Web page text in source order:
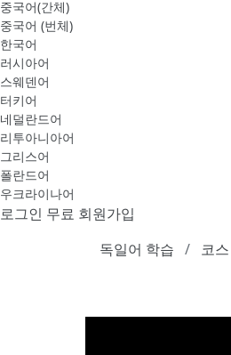
중국어(간체)
중국어 (번체)
한국어
러시아어
스웨덴어
터키어
네덜란드어
리투아니아어
그리스어
폴란드어
우크라이나어
로그인 무료 회원가입
독일어 학습
코스